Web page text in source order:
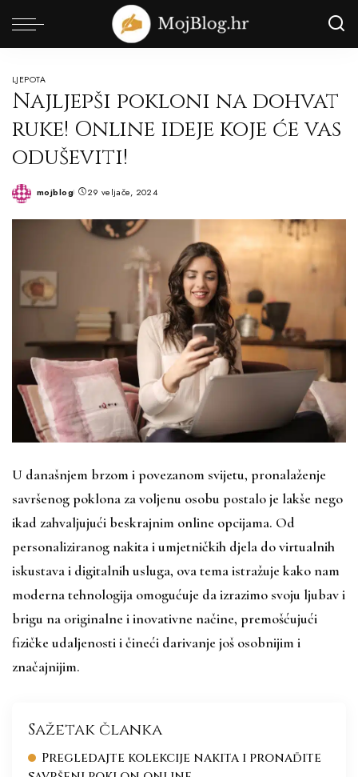
LJEPOTA
Najljepši pokloni na dohvat
ruke! Online ideje koje će vas
oduševiti!
Posted
mojblog 29 veljače, 2024
U današnjem brzom i povezanom svijetu, pronalaženje
savršenog poklona za voljenu osobu postalo je lakše nego
ikad zahvaljujući beskrajnim online opcijama. Od
personaliziranog nakita i umjetničkih djela do virtualnih
iskustava i digitalnih usluga, ova tema istražuje kako nam
moderna tehnologija omogućuje da izrazimo svoju ljubav i
brigu na originalne i inovativne načine, premošćujući
fizičke udaljenosti i čineći darivanje još osobnijim i
značajnijim.
Sažetak članka
Pregledajte kolekcije nakita i pronađite